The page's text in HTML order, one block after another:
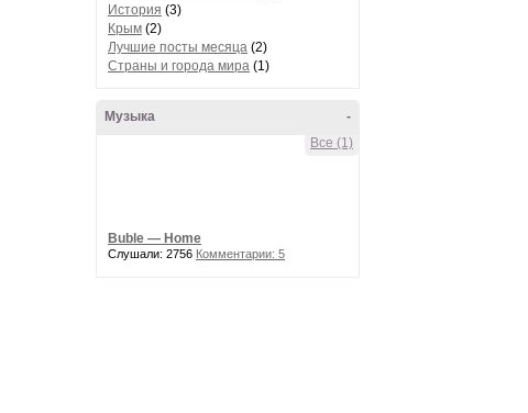
История (3)
Крым (2)
Лучшие посты месяца (2)
Страны и города мира (1)
-
Музыка
Все (1)
Buble — Home
Слушали: 2756 Комментарии: 5